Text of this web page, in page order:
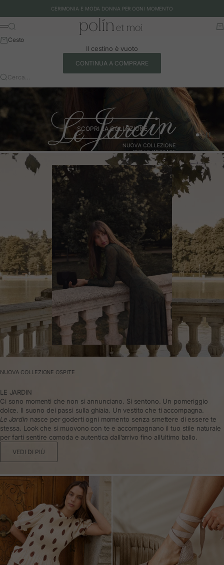
CERIMONIA E MODA DONNA PER OGNI MOMENTO
Polín et moi - EU
Menu
Cerca
Cesto
Il cestino è vuoto
CONTINUA A COMPRARE
Cerca…
SCOPRI LA COLLEZIONE
Vai
Vai
NUOVA COLLEZIONE OSPITE
LE JARDIN
Ci sono momenti che non si annunciano. Si sentono. Un pomeriggio
dolce. Il suono dei passi sulla ghiaia. Un vestito che ti accompagna.
Le Jardin nasce per goderti ogni momento senza smettere di essere te
stessa. Look che si muovono con te e accompagnano il tuo stile naturale
per farti sentire comoda e autentica dall’arrivo fino all’ultimo ballo.
VEDI DI PIÙ